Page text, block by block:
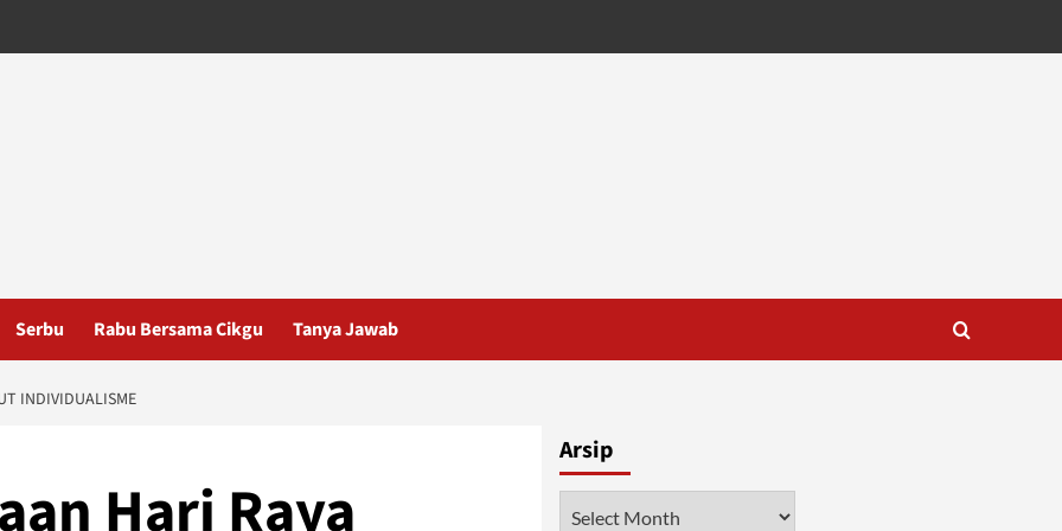
Serbu Rabu Bersama Cikgu Tanya Jawab
INDIVIDUALISME
Hari Raya
Arsip